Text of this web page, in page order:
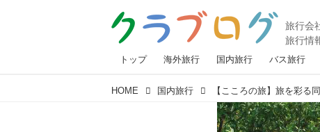
トップ 海外旅行 国内旅行 バス旅行
HOME 国内旅行